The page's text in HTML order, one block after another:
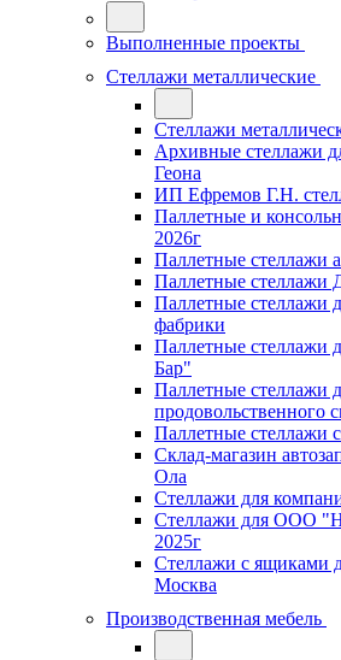
Выполненные проекты
Стеллажи металлические
Стеллажи
Архивные стеллажи
Геона
ИП Ефремов Г.Н.
Паллетные и
2026г
Паллетные стеллажи
Паллетные стеллажи
Паллетные стеллажи
фабрики
Паллетные
Бар"
Паллетные стеллажи
продовольственного
Паллетные стеллажи
Склад-магазин
Ола
Стеллажи для
Стеллажи для ООО
2025г
Стеллажи с ящиками
Москва
Производственная мебель